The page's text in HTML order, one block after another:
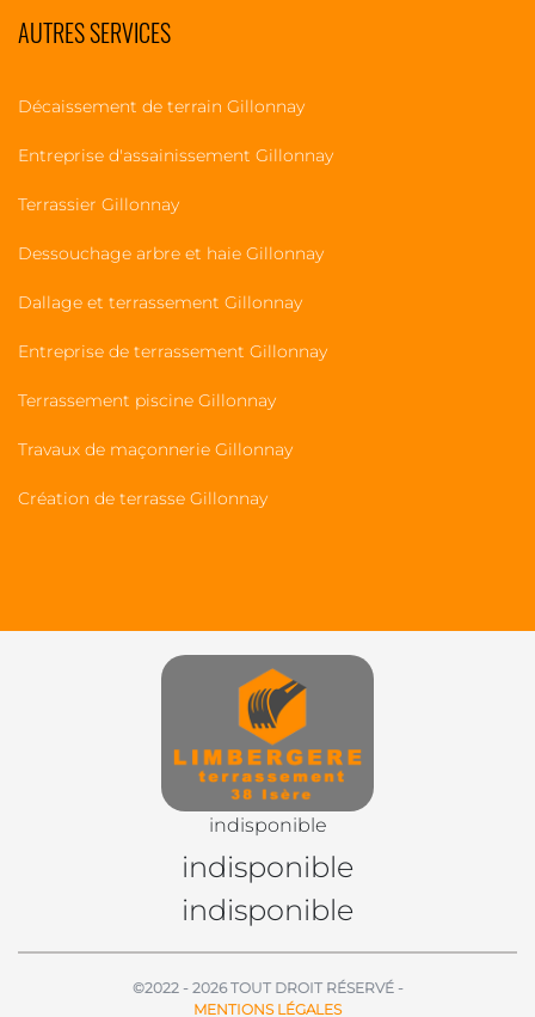
AUTRES SERVICES
Décaissement de terrain Gillonnay
Entreprise d'assainissement Gillonnay
Terrassier Gillonnay
Dessouchage arbre et haie Gillonnay
Dallage et terrassement Gillonnay
Entreprise de terrassement Gillonnay
Terrassement piscine Gillonnay
Travaux de maçonnerie Gillonnay
Création de terrasse Gillonnay
indisponible
indisponible
indisponible
©2022 - 2026 TOUT DROIT RÉSERVÉ -
MENTIONS LÉGALES